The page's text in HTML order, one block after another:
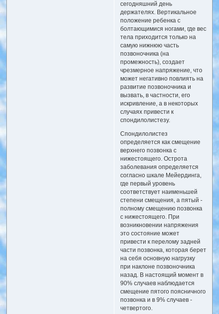
сегодняшний день
держателях. Вертикальное
положение ребенка с
болтающимися ногами, где вес
тела приходится только на
самую нижнюю часть
позвоночника (на
промежность), создает
чрезмерное напряжение, что
может негативно повлиять на
развитие позвоночника и
вызвать, в частности, его
искривление, а в некоторых
случаях привести к
спондилолистезу.
Спондилолистез
определяется как смещение
верхнего позвонка с
нижестоящего. Острота
заболевания определяется
согласно шкале Мейердинга,
где первый уровень
соответствует наименьшей
степени смещения, а пятый -
полному смещению позвонка
с нижестоящего. При
возникновении напряжения
это состояние может
привести к перелому задней
части позвонка, которая берет
на себя основную нагрузку
при наклоне позвоночника
назад. В настоящий момент в
90% случаев наблюдается
смещение пятого поясничного
позвонка и в 9% случаев -
четвертого.